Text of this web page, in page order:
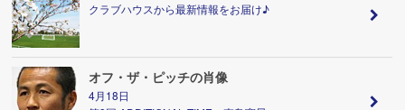
クラブハウスから最新情報をお届け♪
オフ・ザ・ピッチの肖像
4月18日